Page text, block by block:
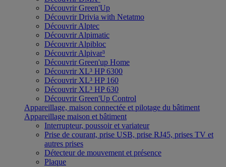
Découvrir Green'Up
Découvrir Drivia with Netatmo
Découvrir Alptec
Découvrir Alpimatic
Découvrir Alpibloc
Découvrir Alpivar³
Découvrir Green'up Home
Découvrir XL³ HP 6300
Découvrir XL³ HP 160
Découvrir XL³ HP 630
Découvrir Green'Up Control
Appareillage, maison connectée et pilotage du bâtiment
Appareillage maison et bâtiment
Interrupteur, poussoir et variateur
Prise de courant, prise USB, prise RJ45, prises TV et
autres prises
Détecteur de mouvement et présence
Plaque